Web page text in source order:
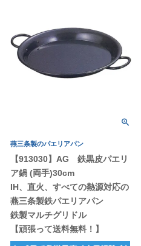
燕三条製のパエリアパン
【913030】AG 鉄黒皮パエリ
ア鍋 (両手)30cm
IH、直火、すべての熱源対応の
燕三条製鉄パエリアパン
鉄製マルチグリドル
【頑張って送料無料！】